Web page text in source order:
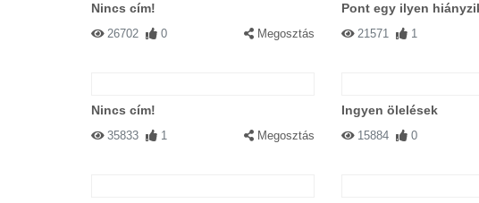
Nincs cím!
26702 0 Megosztás
Pont egy ilyen
21571 1
Nincs cím!
35833 1 Megosztás
Ingyen ölelések
15884 0